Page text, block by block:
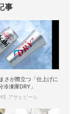
事
さが際立つ「仕上げに
冷凍庫DRY」
】アサヒビール